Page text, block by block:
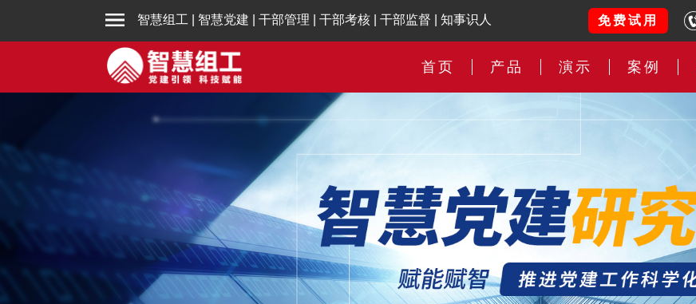
智慧组工 智慧党建 干部管理 干部考核 干部监督 知事识人 免费试用
首页 产品 演示 案例